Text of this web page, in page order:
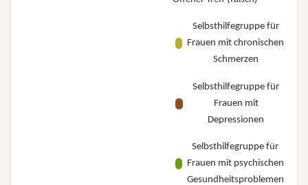
Selbsthilfegruppe für
Frauen mit chronischen
Schmerzen
Selbsthilfegruppe für
Frauen mit
Depressionen
Selbsthilfegruppe für
Frauen mit psychischen
Gesundheitsproblemen